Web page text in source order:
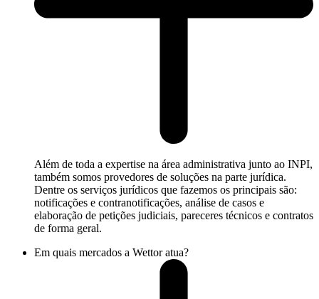
Além de toda a expertise na área administrativa junto ao INPI,
também somos provedores de soluções na parte jurídica.
Dentre os serviços jurídicos que fazemos os principais são:
notificações e contranotificações, análise de casos e
elaboração de petições judiciais, pareceres técnicos e contratos
de forma geral.
Em quais mercados a Wettor atua?